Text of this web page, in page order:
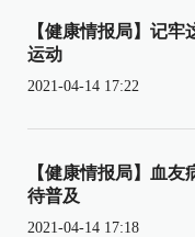
【健康情报局】记
运动
2021-04-14 17:22
【健康情报局】血
待普及
2021-04-14 17:18